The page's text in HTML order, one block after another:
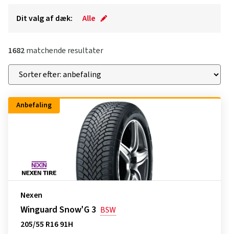
Dit valg af dæk: Alle
1682matchende resultater
Anbefaling
Nexen
Winguard Snow'G 3 BSW
205/55 R16 91H